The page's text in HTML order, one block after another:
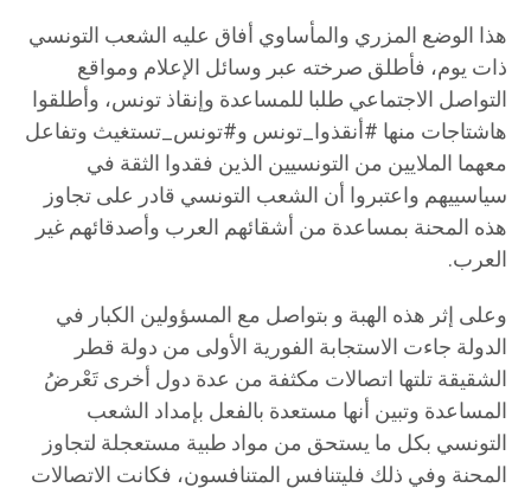
هذا الوضع المزري والمأساوي أفاق عليه الشعب التونسي
ذات يوم، فأطلق صرخته عبر وسائل الإعلام ومواقع
التواصل الاجتماعي طلبا للمساعدة وإنقاذ تونس، وأطلقوا
هاشتاجات منها #أنقذوا_تونس و#تونس_تستغيث وتفاعل
معهما الملايين من التونسيين الذين فقدوا الثقة في
سياسييهم واعتبروا أن الشعب التونسي قادر على تجاوز
هذه المحنة بمساعدة من أشقائهم العرب وأصدقائهم غير
العرب.
وعلى إثر هذه الهبة و بتواصل مع المسؤولين الكبار في
الدولة جاءت الاستجابة الفورية الأولى من دولة قطر
الشقيقة تلتها اتصالات مكثفة من عدة دول أخرى تَعْرضُ
المساعدة وتبين أنها مستعدة بالفعل بإمداد الشعب
التونسي بكل ما يستحق من مواد طبية مستعجلة لتجاوز
المحنة وفي ذلك فليتنافس المتنافسون، فكانت الاتصالات